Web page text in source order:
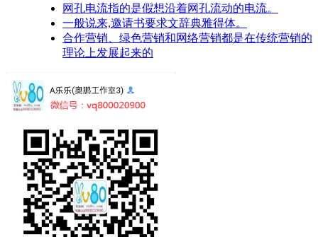
网孔电流指的是假想沿着网孔流动的电流。
一般说来,邀请书要求文辞典雅得体。
合作营销、绿色营销和网络营销都是在传统营销的
理论上发展起来的